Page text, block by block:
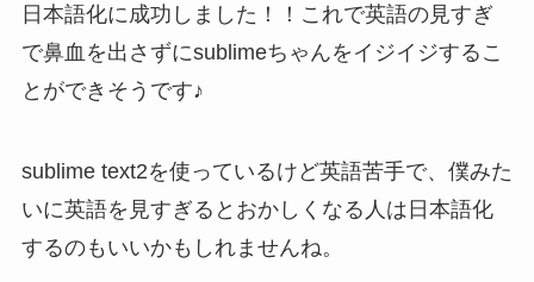
日本語化に成功しました！！これで英語の見すぎ
で鼻血を出さずにsublimeちゃんをイジイジするこ
とができそうです♪
sublime text2を使っているけど英語苦手で、僕みた
いに英語を見すぎるとおかしくなる人は日本語化
するのもいいかもしれませんね。